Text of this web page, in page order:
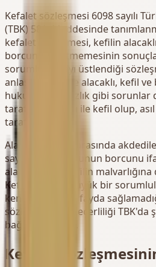
Kefalet sözleşmesi 6098 sayılı
(TBK) 581. Maddesinde
kefalet sözleşmesi, kefilin
borcunu ifa etmemesinin
sorumlu olmayı üstlendiği
anlaşıldığı üzere alacaklı, kefil
hukuki uyuşmazlık gibi sorunlar
tarafları alacaklı ile kefil olup,
tarafı değildir.
Alacaklı ile kefil arasında
sayesinde, borçlunun borcunu
alacaklı taraf kefilin
Kefil ise böyle büyük bir
kendisine hiçbir fayda
sözleşmesinin geçerliliği TBK'da
bağlanmaktadır.
Kefalet